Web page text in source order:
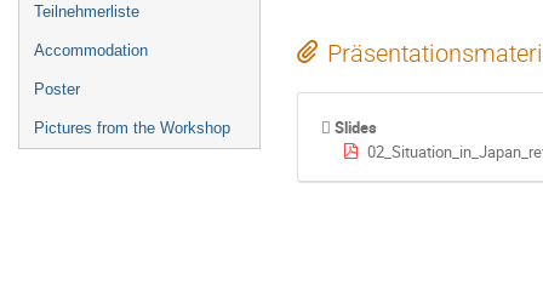
Teilnehmerliste
Accommodation
Poster
Pictures from the Workshop
Slides